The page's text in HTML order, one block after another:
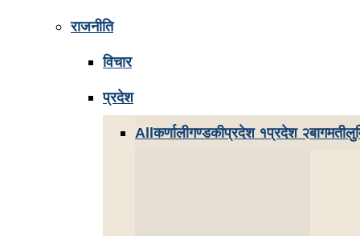
राजनीति
विचार
प्रदेश
Allकर्णालीगण्डकीप्रदेश १प्रदेश २बागमती